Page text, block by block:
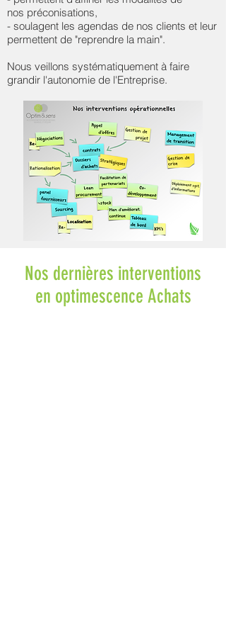
nos préconisations,
- soulagent les agendas de nos clients et leur
permettent de "reprendre la main".
Nous veillons systématiquement à faire
grandir l'autonomie de l'Entreprise.
Nos dernières interventions
en optimescence Achats